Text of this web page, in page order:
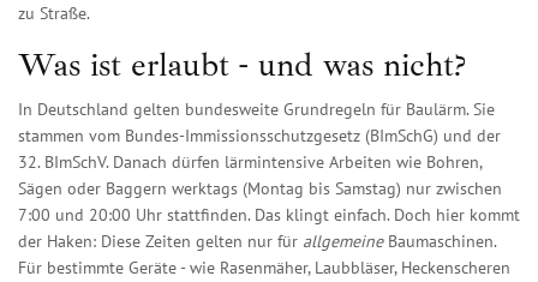
zu Straße.
Was ist erlaubt - und was nicht?
In Deutschland gelten bundesweite Grundregeln für Baulärm. Sie
stammen vom Bundes-Immissionsschutzgesetz (BImSchG) und der
32. BImSchV. Danach dürfen lärmintensive Arbeiten wie Bohren,
Sägen oder Baggern werktags (Montag bis Samstag) nur zwischen
7:00 und 20:00 Uhr stattfinden. Das klingt einfach. Doch hier kommt
der Haken: Diese Zeiten gelten nur für allgemeineBaumaschinen.
Für bestimmte Geräte - wie Rasenmäher, Laubbläser, Heckenscheren